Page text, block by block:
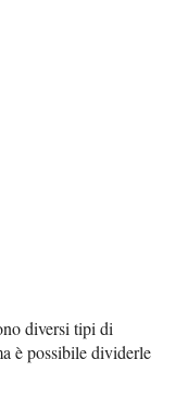
diversi tipi di
è possibile dividerle